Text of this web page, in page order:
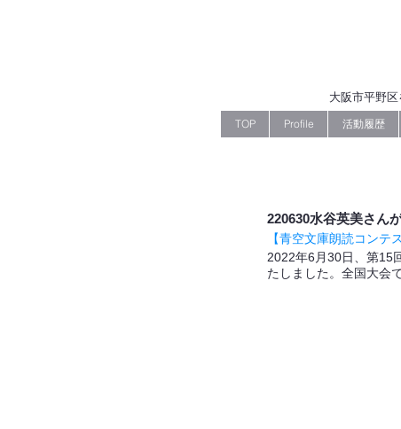
大阪市平野
TOP
Profile 活動履歴
220630水谷英美さん
【青空文庫朗読コンテ
2022年6月30日、第15
たしました。全国大会